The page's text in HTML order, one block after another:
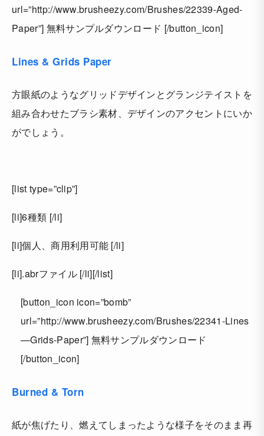
url=”http://www.brusheezy.com/Brushes/22339-Aged-
Paper”] 無料サンプルダウンロード [/button_icon]
Lines & Grids Paper
方眼紙のようなグリッドデザインとグランジテイストを
組み合わせたブラシ素材、デザインのアクセントにいか
がでしょう。
[list type=”clip”]
[li]6種類 [/li]
[li]個人、商用利用可能 [/li]
[li].abrファイル [/li][/list]
[button_icon icon=”bomb”
url=”http://www.brusheezy.com/Brushes/22341-Lines
—Grids-Paper”] 無料サンプルダウンロード
[/button_icon]
Burned & Torn
紙が焦げたり、燃えてしまったような様子をそのまま再